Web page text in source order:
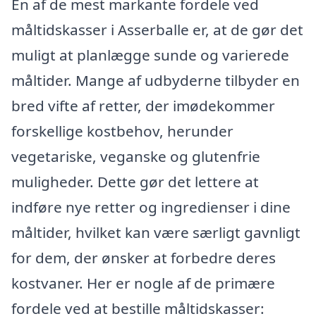
En af de mest markante fordele ved
måltidskasser i Asserballe er, at de gør det
muligt at planlægge sunde og varierede
måltider. Mange af udbyderne tilbyder en
bred vifte af retter, der imødekommer
forskellige kostbehov, herunder
vegetariske, veganske og glutenfrie
muligheder. Dette gør det lettere at
indføre nye retter og ingredienser i dine
måltider, hvilket kan være særligt gavnligt
for dem, der ønsker at forbedre deres
kostvaner. Her er nogle af de primære
fordele ved at bestille måltidskasser: